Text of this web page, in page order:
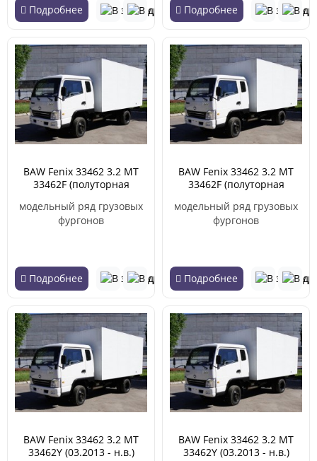
Подробнее Подробнее
BAW Fenix 33462 3.2 MT
33462F (полуторная
модельный ряд грузовых
фургонов
Подробнее
BAW Fenix 33462 3.2 MT
33462F (полуторная
модельный ряд грузовых
фургонов
Подробнее
BAW Fenix 33462 3.2 MT
33462Y (03.2013 - н.в.)
BAW Fenix 33462 3.2 MT
33462Y (03.2013 - н.в.)